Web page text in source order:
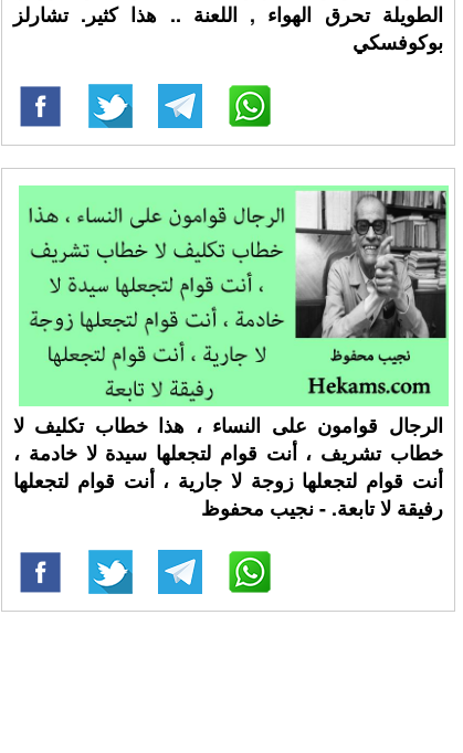
الطويلة تحرق الهواء , اللعنة .. هذا كثير. تشارلز
بوكوفسكي
الرجال قوامون على النساء ، هذا خطاب تكليف لا
خطاب تشريف ، أنت قوام لتجعلها سيدة لا خادمة ،
أنت قوام لتجعلها زوجة لا جارية ، أنت قوام لتجعلها
رفيقة لا تابعة. - نجيب محفوظ